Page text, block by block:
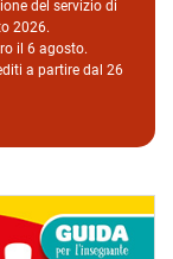
del servizio di
2026.
il 6 agosto.
a partire dal 26